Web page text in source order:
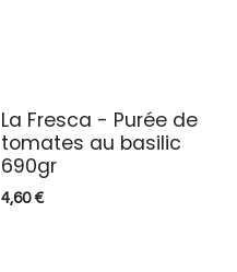
La Fresca - Purée de
tomates au basilic
690gr
4,60€